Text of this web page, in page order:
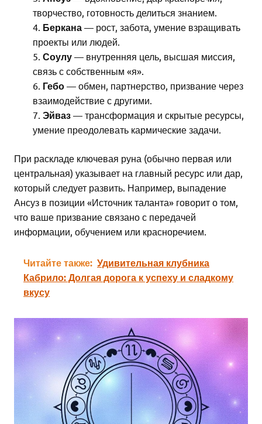
творчество, готовность делиться знанием.
Беркана — рост, забота, умение взращивать
проекты или людей.
Соулу — внутренняя цель, высшая миссия,
связь с собственным «я».
Гебо — обмен, партнерство, призвание через
взаимодействие с другими.
Эйваз — трансформация и скрытые ресурсы,
умение преодолевать кармические задачи.
При раскладе ключевая руна (обычно первая или
центральная) указывает на главный ресурс или дар,
который следует развить. Например, выпадение
Ансуз в позиции «Источник таланта» говорит о том,
что ваше призвание связано с передачей
информации, обучением или красноречием.
Читайте также: Удивительная клубника
Кабрило: Долгая дорога к успеху и сладкому
вкусу